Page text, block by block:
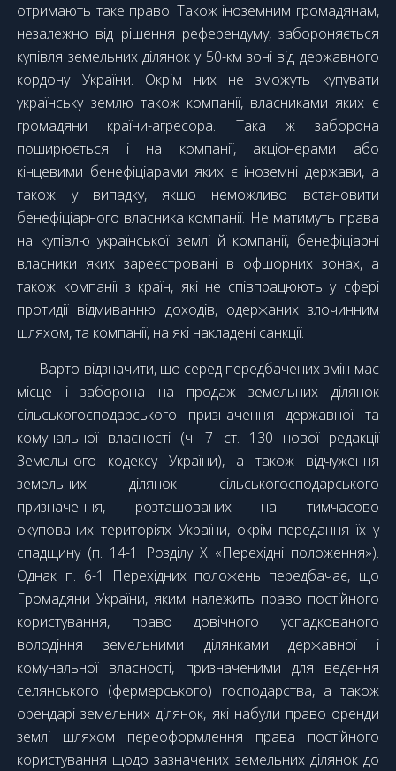
отримають таке право. Також іноземним громадянам,
незалежно від рішення референдуму, забороняється
купівля земельних ділянок у 50-км зоні від державного
кордону України. Окрім них не зможуть купувати
українську землю також компанії, власниками яких є
громадяни країни-агресора. Така ж заборона
поширюється і на компанії, акціонерами або
кінцевими бенефіціарами яких є іноземні держави, а
також у випадку, якщо неможливо встановити
бенефіціарного власника компанії. Не матимуть права
на купівлю української землі й компанії, бенефіціарні
власники яких зареєстровані в офшорних зонах, а
також компанії з країн, які не співпрацюють у сфері
протидії відмиванню доходів, одержаних злочинним
шляхом, та компанії, на які накладені санкції.
Варто відзначити, що серед передбачених змін має
місце і заборона на продаж земельних ділянок
сільськогосподарського призначення державної та
комунальної власності (ч. 7 ст. 130 нової редакції
Земельного кодексу України), а також відчуження
земельних ділянок сільськогосподарського
призначення, розташованих на тимчасово
окупованих територіях України, окрім передання їх у
спадщину (п. 14-1 Розділу Х «Перехідні положення»).
Однак п. 6-1 Перехідних положень передбачає, що
Громадяни України, яким належить право постійного
користування, право довічного успадкованого
володіння земельними ділянками державної і
комунальної власності, призначеними для ведення
селянського (фермерського) господарства, а також
орендарі земельних ділянок, які набули право оренди
землі шляхом переоформлення права постійного
користування щодо зазначених земельних ділянок до